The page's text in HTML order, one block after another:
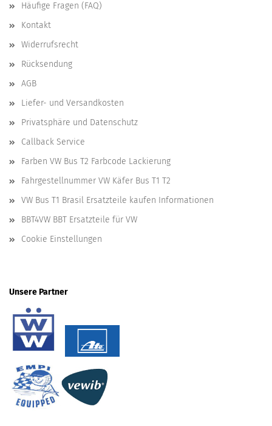
Häufige Fragen (FAQ)
Kontakt
Widerrufsrecht
Rücksendung
AGB
Liefer- und Versandkosten
Privatsphäre und Datenschutz
Callback Service
Farben VW Bus T2 Farbcode Lackierung
Fahrgestellnummer VW Käfer Bus T1 T2
VW Bus T1 Brasil Ersatzteile kaufen Informationen
BBT4VW BBT Ersatzteile für VW
Cookie Einstellungen
Unsere Partner